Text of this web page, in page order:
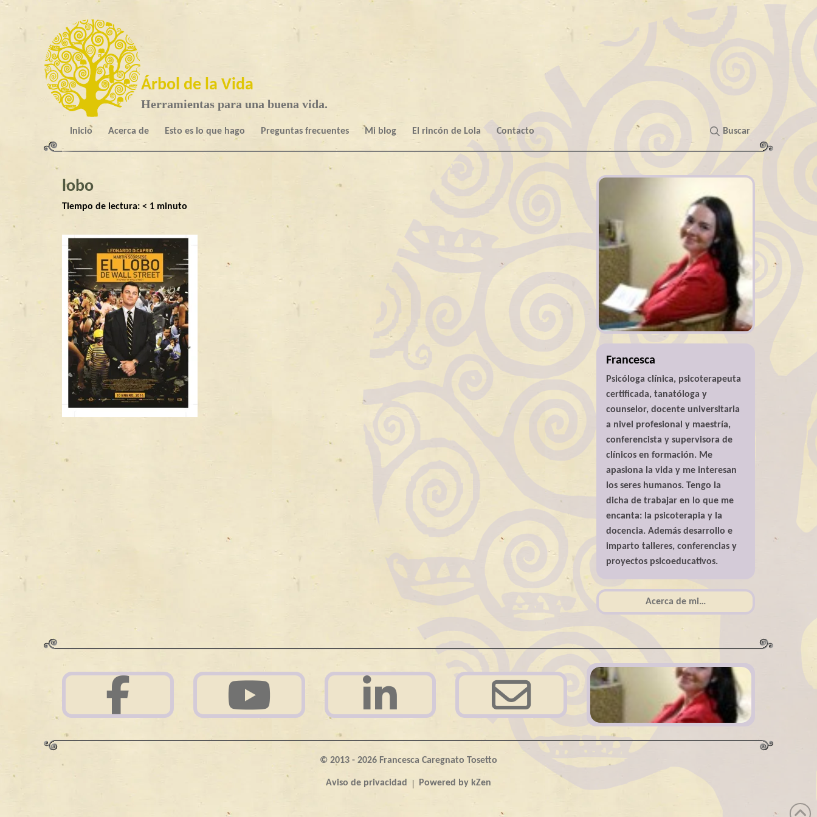
Árbol de la Vida
Herramientas para una buena vida.
Inicio Acerca de Esto es lo que hago Preguntas frecuentes Mi blog El rincón de Lola Contacto Buscar
lobo
Tiempo de lectura: < 1 minuto
Francesca
Psicóloga clínica, psicoterapeuta
certificada, tanatóloga y
counselor, docente universitaria
a nivel profesional y maestría,
conferencista y supervisora de
clínicos en formación. Me
apasiona la vida y me interesan
los seres humanos. Tengo la
dicha de trabajar en lo que me
encanta: la psicoterapia y la
docencia. Además desarrollo e
imparto talleres, conferencias y
proyectos psicoeducativos.
Acerca de mi…
Acerca de mi
© 2013 - 2026 Francesca Caregnato Tosetto
Aviso de privacidad | Powered by kZen